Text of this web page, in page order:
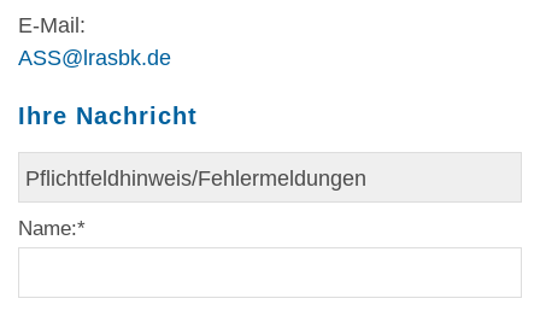
E-Mail:
ASS@lrasbk.de
Ihre Nachricht
Name:*